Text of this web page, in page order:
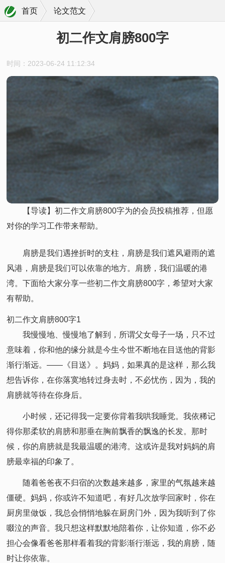
首页 论文范文
初二作文肩膀800字
时间：2023-06-24 11:12:34
【导读】初二作文肩膀800字为的会员投稿推荐，但愿
对你的学习工作带来帮助。
肩膀是我们遇挫折时的支柱，肩膀是我们遮风避雨的遮
风港，肩膀是我们可以依靠的地方。肩膀，我们温暖的港
湾。下面给大家分享一些初二作文肩膀800字，希望对大家
有帮助。
初二作文肩膀800字1
我慢慢地、慢慢地了解到，所谓父女母子一场，只不过
意味着，你和他的缘分就是今生今世不断地在目送他的背影
渐行渐远。——《目送》。妈妈，如果真的是这样，那么我
想告诉你，在你落寞地转过身去时，不必忧伤，因为，我的
肩膀就等待在你身后。
小时候，还记得我一定要你背着我哄我睡觉。我依稀记
得你那柔软的肩膀和那垂在胸前飘香的飘逸的长发。那时
候，你的肩膀就是我最温暖的港湾。这或许是我对妈妈的肩
膀最幸福的印象了。
随着爸爸夜不归宿的次数越来越多，家里的气氛越来越
僵硬。妈妈，你或许不知道吧，有好几次放学回家时，你在
厨房里做饭，我总会悄悄地躲在厨房门外，因为我听到了你
啜泣的声音。我只想这样默默地陪着你，让你知道，你不必
担心会像看爸爸那样看着我的背影渐行渐远，我的肩膀，随
时让你依靠。